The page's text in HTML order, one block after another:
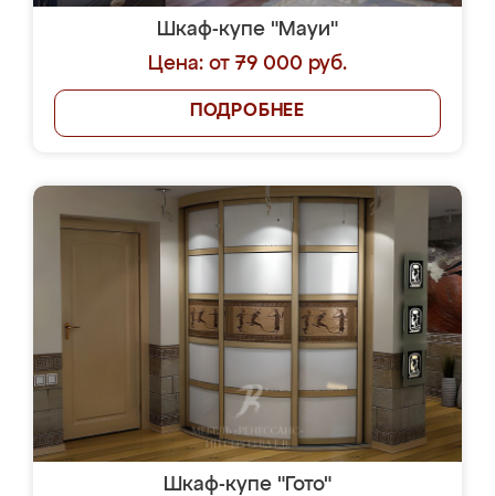
Шкаф-купе "Мауи"
Цена: от 79 000 руб.
ПОДРОБНЕЕ
Шкаф-купе "Гото"